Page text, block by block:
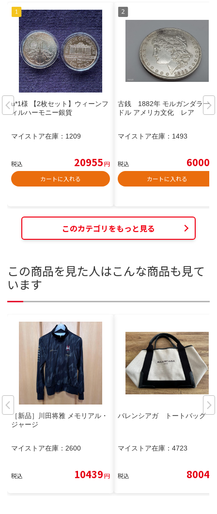
u*1様 【2枚セット】ウィーンフ
ィルハーモニー銀貨
マイストア在庫： 1209
税込 20955円
カートに入れる
古銭 1882年 モルガンダラー 1
ドル アメリカ文化 レア
マイストア在庫： 1493
税込 6000
カートに入れる
このカテゴリをもっと見る
この商品を見た人はこんな商品も見て
います
［新品］川田将雅 メモリアル・
ジャージ
マイストア在庫： 2600
税込 10439円
バレンシアガ トートバッグ
マイストア在庫： 4723
税込 8004